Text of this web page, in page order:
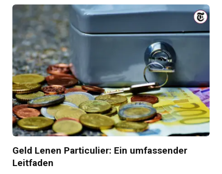
Geld Lenen Particulier: Ein umfassender
Leitfaden